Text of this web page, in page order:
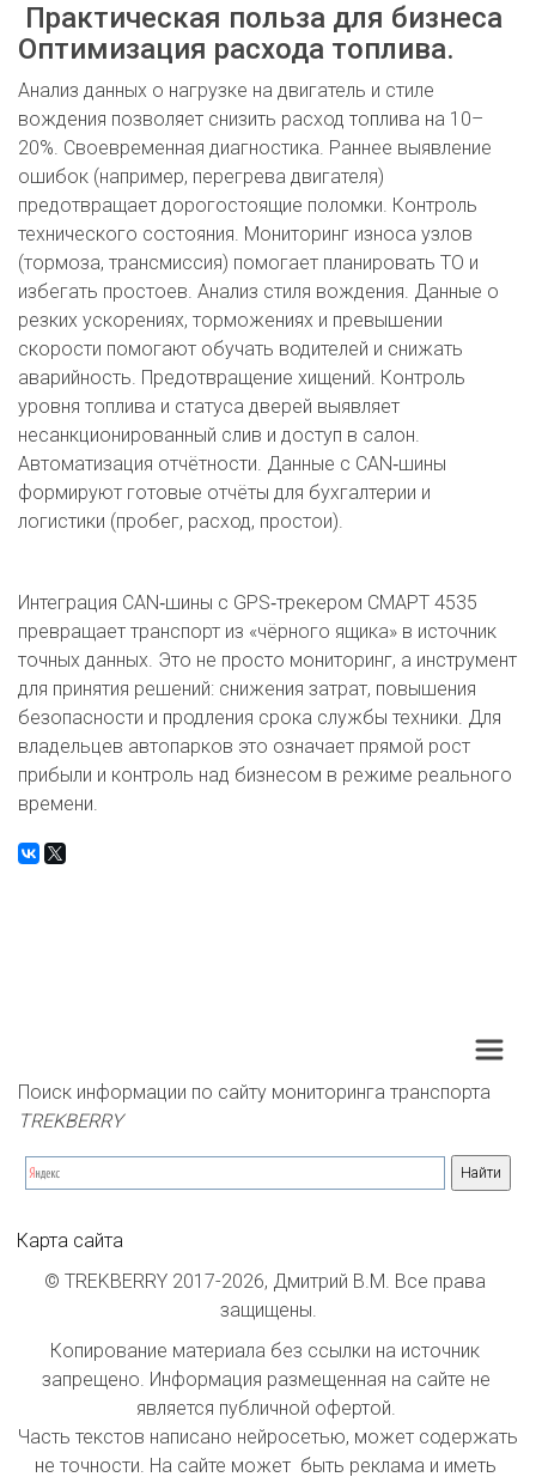
Практическая польза для бизнеса
Оптимизация расхода топлива.
Анализ данных о нагрузке на двигатель и стиле
вождения позволяет снизить расход топлива на 10–
20%. Своевременная диагностика. Раннее выявление
ошибок (например, перегрева двигателя)
предотвращает дорогостоящие поломки. Контроль
технического состояния. Мониторинг износа узлов
(тормоза, трансмиссия) помогает планировать ТО и
избегать простоев. Анализ стиля вождения. Данные о
резких ускорениях, торможениях и превышении
скорости помогают обучать водителей и снижать
аварийность. Предотвращение хищений. Контроль
уровня топлива и статуса дверей выявляет
несанкционированный слив и доступ в салон.
Автоматизация отчётности. Данные с CAN‑шины
формируют готовые отчёты для бухгалтерии и
логистики (пробег, расход, простои).
Интеграция CAN‑шины с GPS‑трекером СМАРТ 4535
превращает транспорт из «чёрного ящика» в источник
точных данных. Это не просто мониторинг, а инструмент
для принятия решений: снижения затрат, повышения
безопасности и продления срока службы техники. Для
владельцев автопарков это означает прямой рост
прибыли и контроль над бизнесом в режиме реального
времени.
Поиск информации по сайту мониторинга транспорта
TREKBERRY
Карта сайта
© TREKBERRY 2017-2026, Дмитрий В.М. Все права
защищены.
Копирование материала без ссылки на источник
запрещено. Информация размещенная на сайте не
является публичной офертой.
Часть текстов написано нейросетью, может содержать
не точности. На сайте может  быть реклама и иметь